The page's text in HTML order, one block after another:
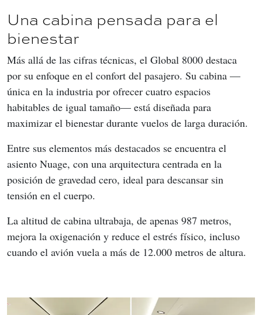
Una cabina pensada para el
bienestar
Más allá de las cifras técnicas, el Global 8000 destaca
por su enfoque en el confort del pasajero. Su cabina —
única en la industria por ofrecer cuatro espacios
habitables de igual tamaño— está diseñada para
maximizar el bienestar durante vuelos de larga duración.
Entre sus elementos más destacados se encuentra el
asiento Nuage, con una arquitectura centrada en la
posición de gravedad cero, ideal para descansar sin
tensión en el cuerpo.
La altitud de cabina ultrabaja, de apenas 987 metros,
mejora la oxigenación y reduce el estrés físico, incluso
cuando el avión vuela a más de 12.000 metros de altura.